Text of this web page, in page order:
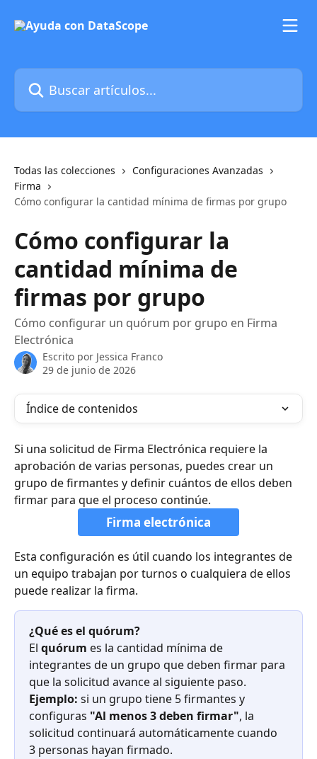
Buscar artículos...
Todas las colecciones
Configuraciones Avanzadas
Firma
Cómo configurar la cantidad mínima de firmas por grupo
Cómo configurar la
cantidad mínima de
firmas por grupo
Cómo configurar un quórum por grupo en Firma
Electrónica
Escrito por Jessica Franco
29 de junio de 2026
Índice de contenidos
Si una solicitud de Firma Electrónica requiere la
aprobación de varias personas, puedes crear un
grupo de firmantes y definir cuántos de ellos deben
firmar para que el proceso continúe.
Firma electrónica
Esta configuración es útil cuando los integrantes de
un equipo trabajan por turnos o cualquiera de ellos
puede realizar la firma.
¿Qué es el quórum?
El quórum es la cantidad mínima de
integrantes de un grupo que deben firmar para
que la solicitud avance al siguiente paso.
Ejemplo: si un grupo tiene 5 firmantes y
configuras "Al menos 3 deben firmar", la
solicitud continuará automáticamente cuando
3 personas hayan firmado.